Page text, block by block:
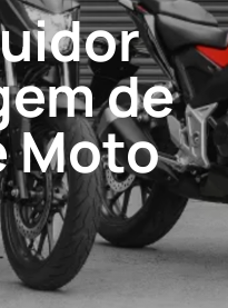
de
Moto